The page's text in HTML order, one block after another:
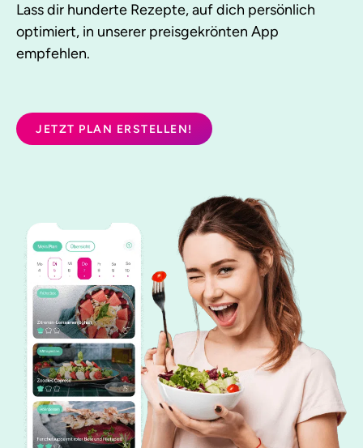
Lass dir hunderte Rezepte, auf dich persönlich
optimiert, in unserer preisgekrönten App
empfehlen.
JETZT PLAN ERSTELLEN!